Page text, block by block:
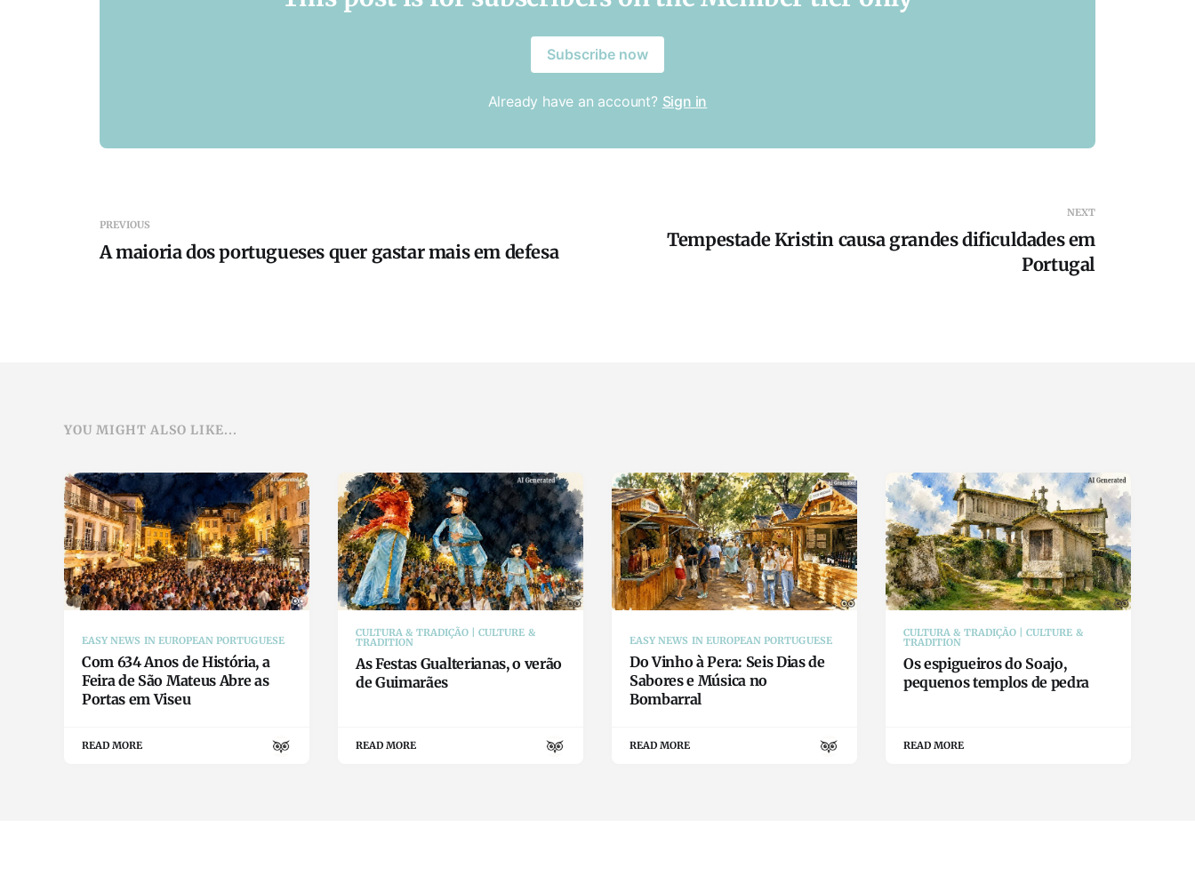
Subscribe now
Already have an account? Sign in
PREVIOUS
A maioria dos portugueses quer gastar mais em defesa
NEXT
Tempestade Kristin causa grandes dificuldades em
Portugal
YOU MIGHT ALSO LIKE...
EASY NEWS IN EUROPEAN PORTUGUESE
Com 634 Anos de História, a
Feira de São Mateus Abre as
Portas em Viseu
READ MORE
CULTURA & TRADIÇÃO | CULTURE &
TRADITION
As Festas Gualterianas, o verão
de Guimarães
READ MORE
EASY NEWS IN EUROPEAN PORTUGUESE
Do Vinho à Pera: Seis Dias de
Sabores e Música no
Bombarral
READ MORE
CULTURA & TRADIÇÃO | CULTURE &
TRADITION
Os espigueiros do Soajo,
pequenos templos de pedra
READ MORE